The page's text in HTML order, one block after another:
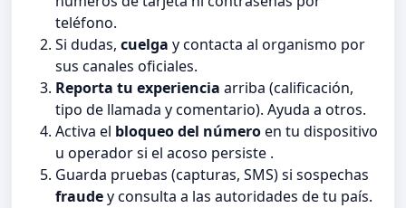
teléfono.
Si dudas, cuelga y contacta al organismo por
sus canales oficiales.
Reporta tu experiencia arriba (calificación,
tipo de llamada y comentario). Ayuda a otros.
Activa el bloqueo del númeroen tu dispositivo
u operador si el acoso persiste .
Guarda pruebas (capturas, SMS) si sospechas
fraudey consulta a las autoridades de tu país.